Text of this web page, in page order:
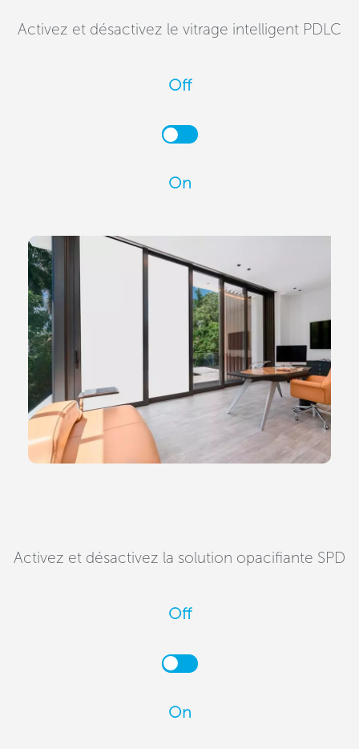
Activez et désactivez le vitrage intelligent PDLC
Off
On
Activez et désactivez la solution opacifiante SPD
Off
On